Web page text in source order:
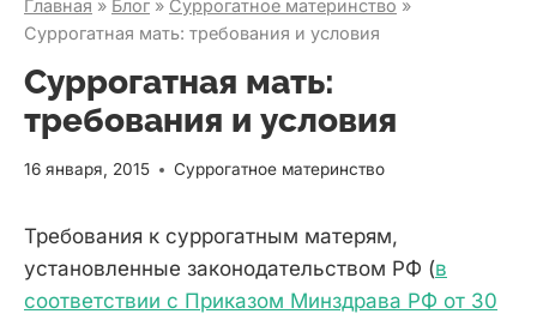
Главная » Блог » Суррогатное материнство »
Суррогатная мать: требования и условия
Суррогатная мать:
требования и условия
16 января, 2015 Суррогатное материнство
Требования к суррогатным матерям,
установленные законодательством РФ (в
соответствии с Приказом Минздрава РФ от 30